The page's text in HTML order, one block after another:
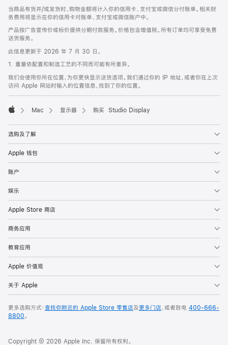
当商品有货并/或发货时，购物金额将计入你的信用卡、支付宝或微信分付账单。相关财
务费用将显示在你的信用卡对账单、支付宝或微信账户中。
产品按广告宣传价或标价提供分期付款服务。价格包含增值税。所有订单均可享受免费
送货服务。
此信息更新于 2026 年 7 月 30 日。
1. 重量依配置和制造工艺的不同而可能有所差异。
我们会使用你所在位置，为你更快显示送货选项。我们通过你的 IP 地址，或者你在上次
访问 Apple 网站时输入的位置信息，找到了你的位置。
Mac 显示器 购买 Studio Display
选购及了解
Apple 钱包
账户
娱乐
Apple Store 商店
商务应用
教育应用
Apple 价值观
关于 Apple
更多选购方式：查找你附近的 Apple Store 零售店及更多门店，或者致电 400-666-
8800。
Copyright © 2026 Apple Inc. 保留所有权利。